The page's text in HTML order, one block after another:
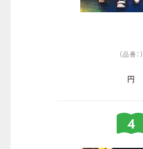
（品番：）
円